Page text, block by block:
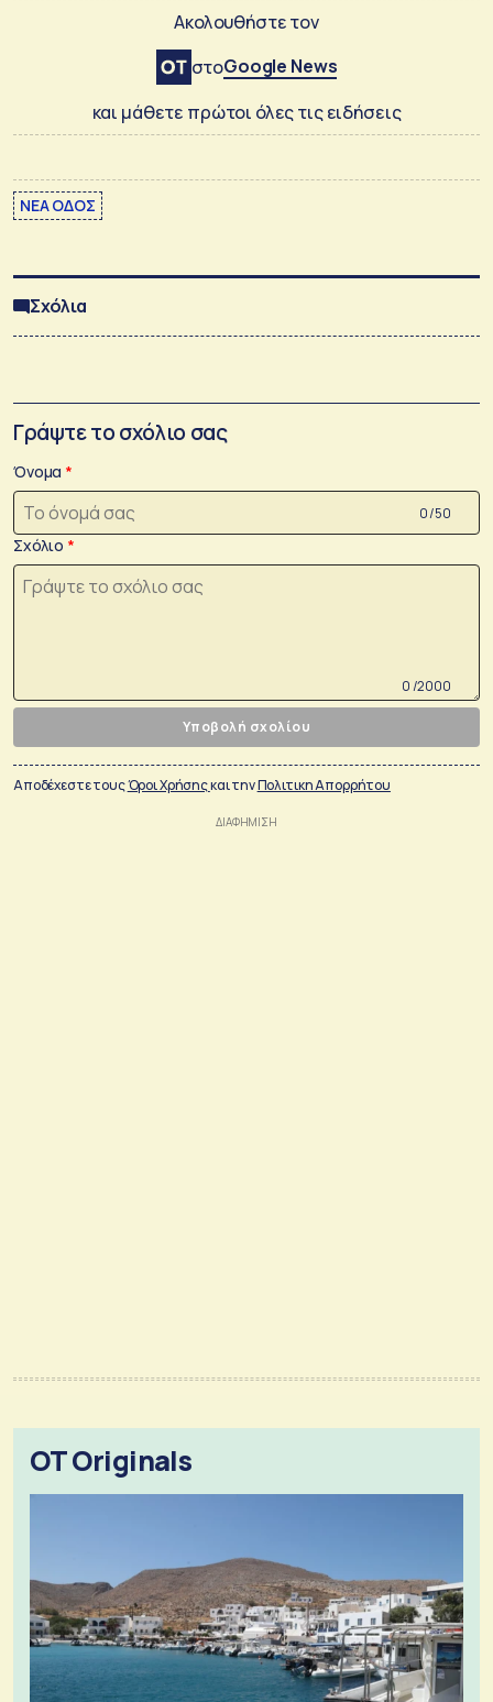
Ακολουθήστε τον
στοGoogle News
και μάθετε πρώτοι όλες τις ειδήσεις
ΝΕΑ ΟΔΟΣ
Σχόλια
Γράψτε το σχόλιο σας
Όνομα
0 /50
Σχόλιο
0 /2000
Υποβολή σχολίου
Αποδέχεστε τουςΌροι Χρήσηςκαι τηνΠολιτικη Απορρήτου
OT Originals